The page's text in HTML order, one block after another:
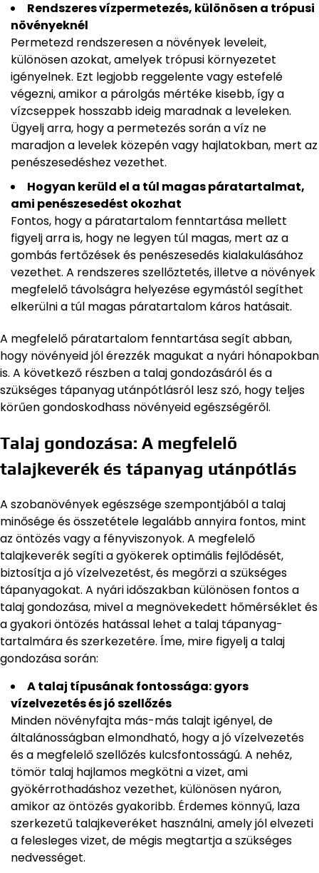
Rendszeres vízpermetezés, különösen a trópusi
növényeknél
Permetezd rendszeresen a növények leveleit,
különösen azokat, amelyek trópusi környezetet
igényelnek. Ezt legjobb reggelente vagy estefelé
végezni, amikor a párolgás mértéke kisebb, így a
vízcseppek hosszabb ideig maradnak a leveleken.
Ügyelj arra, hogy a permetezés során a víz ne
maradjon a levelek közepén vagy hajlatokban, mert az
penészesedéshez vezethet.
Hogyan kerüld el a túl magas páratartalmat,
ami penészesedést okozhat
Fontos, hogy a páratartalom fenntartása mellett
figyelj arra is, hogy ne legyen túl magas, mert az a
gombás fertőzések és penészesedés kialakulásához
vezethet. A rendszeres szellőztetés, illetve a növények
megfelelő távolságra helyezése egymástól segíthet
elkerülni a túl magas páratartalom káros hatásait.
A megfelelő páratartalom fenntartása segít abban,
hogy növényeid jól érezzék magukat a nyári hónapokban
is. A következő részben a talaj gondozásáról és a
szükséges tápanyag utánpótlásról lesz szó, hogy teljes
körűen gondoskodhass növényeid egészségéről.
Talaj gondozása: A megfelelő
talajkeverék és tápanyag utánpótlás
A szobanövények egészsége szempontjából a talaj
minősége és összetétele legalább annyira fontos, mint
az öntözés vagy a fényviszonyok. A megfelelő
talajkeverék segíti a gyökerek optimális fejlődését,
biztosítja a jó vízelvezetést, és megőrzi a szükséges
tápanyagokat. A nyári időszakban különösen fontos a
talaj gondozása, mivel a megnövekedett hőmérséklet és
a gyakori öntözés hatással lehet a talaj tápanyag-
tartalmára és szerkezetére. Íme, mire figyelj a talaj
gondozása során:
A talaj típusának fontossága: gyors
vízelvezetés és jó szellőzés
Minden növényfajta más-más talajt igényel, de
általánosságban elmondható, hogy a jó vízelvezetés
és a megfelelő szellőzés kulcsfontosságú. A nehéz,
tömör talaj hajlamos megkötni a vizet, ami
gyökérrothadáshoz vezethet, különösen nyáron,
amikor az öntözés gyakoribb. Érdemes könnyű, laza
szerkezetű talajkeveréket használni, amely jól elvezeti
a felesleges vizet, de mégis megtartja a szükséges
nedvességet.